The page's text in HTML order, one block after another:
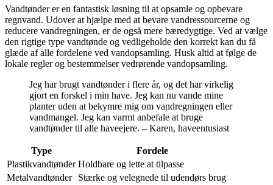
Vandtønder er en fantastisk løsning til at opsamle og opbevare
regnvand. Udover at hjælpe med at bevare vandressourcerne og
reducere vandregningen, er de også mere bæredygtige. Ved at vælge
den rigtige type vandtønde og vedligeholde den korrekt kan du få
glæde af alle fordelene ved vandopsamling. Husk altid at følge de
lokale regler og bestemmelser vedrørende vandopsamling.
Jeg har brugt vandtønder i flere år, og det har virkelig
gjort en forskel i min have. Jeg kan nu vande mine
planter uden at bekymre mig om vandregningen eller
vandmangel. Jeg kan varmt anbefale at bruge
vandtønder til alle haveejere. – Karen, haveentusiast
Type
Fordele
Plastikvandtønder Holdbare og lette at tilpasse
Metalvandtønder
Stærke og velegnede til udendørs brug